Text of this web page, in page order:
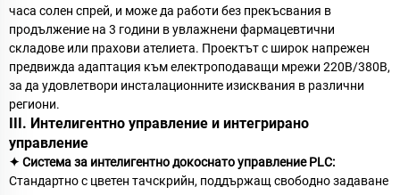
часа солен спрей, и може да работи без прекъсвания в
продължение на 3 години в увлажнени фармацевтични
складове или прахови ателиета. Проектът с широк напрежен
предвижда адаптация към електроподаващи мрежи 220В/380В,
за да удовлетвори инсталационните изисквания в различни
региони.
III. Интелигентно управление и интегрирано
управление
✦ Система за интелигентно докоснато управление PLC:
Стандартно с цветен тачскрийн, поддържащ свободно задаване